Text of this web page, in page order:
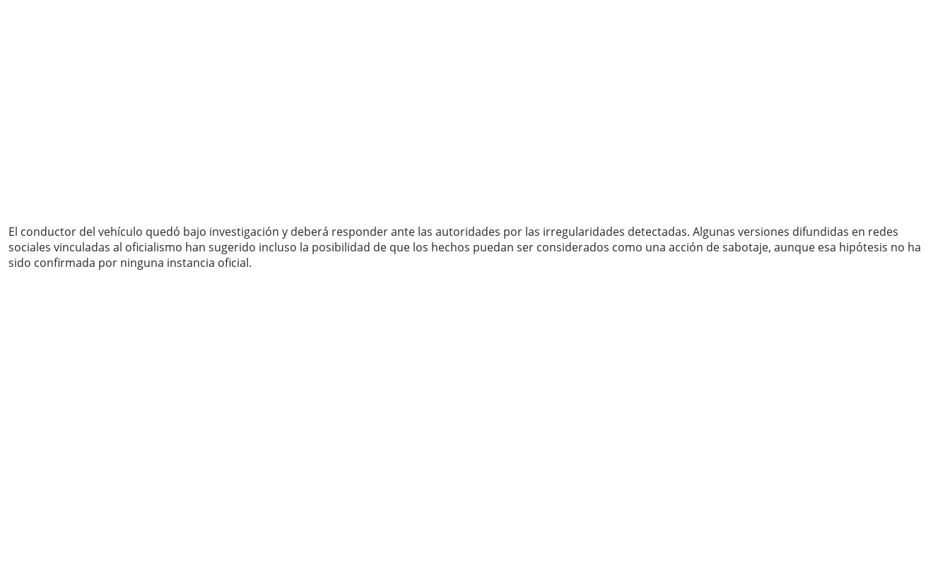
El conductor del vehículo quedó bajo investigación y deberá responder ante las autoridades por las irregularidades detectadas. Algunas versiones difundidas en redes
sociales vinculadas al oficialismo han sugerido incluso la posibilidad de que los hechos puedan ser considerados como una acción de sabotaje, aunque esa hipótesis no ha
sido confirmada por ninguna instancia oficial.